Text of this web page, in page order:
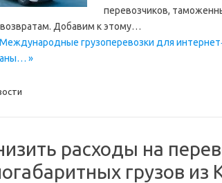
перевозчиков,
возвратам. Добавим к этому…
грузоперевозки для
»
расходы на
грузов из